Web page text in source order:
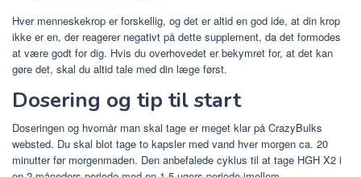
Hver menneskekrop er forskellig, og det er altid en god ide, at din krop
ikke er en, der reagerer negativt på dette supplement, da det formodes
at være godt for dig. Hvis du overhovedet er bekymret for, at det kan
gøre det, skal du altid tale med din læge først.
Dosering og tip til start
Doseringen og hvornår man skal tage er meget klar på CrazyBulks
websted. Du skal blot tage to kapsler med vand hver morgen ca. 20
minutter før morgenmaden. Den anbefalede cyklus til at tage HGH X2 i